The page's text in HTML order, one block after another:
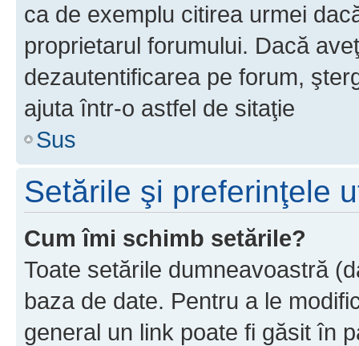
ca de exemplu citirea urmei
proprietarul forumului. Dacă
dezautentificarea pe forum,
ajuta într-o astfel de sitaţie
Sus
Setările şi preferinţele
Cum îmi schimb setările?
Toate setările dumneavoastră
baza de date. Pentru a le
general un link poate fi găsit în